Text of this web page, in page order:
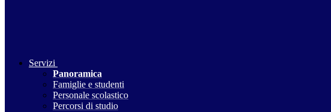
Servizi
Panoramica
Famiglie e studenti
Personale scolastico
Percorsi di studio